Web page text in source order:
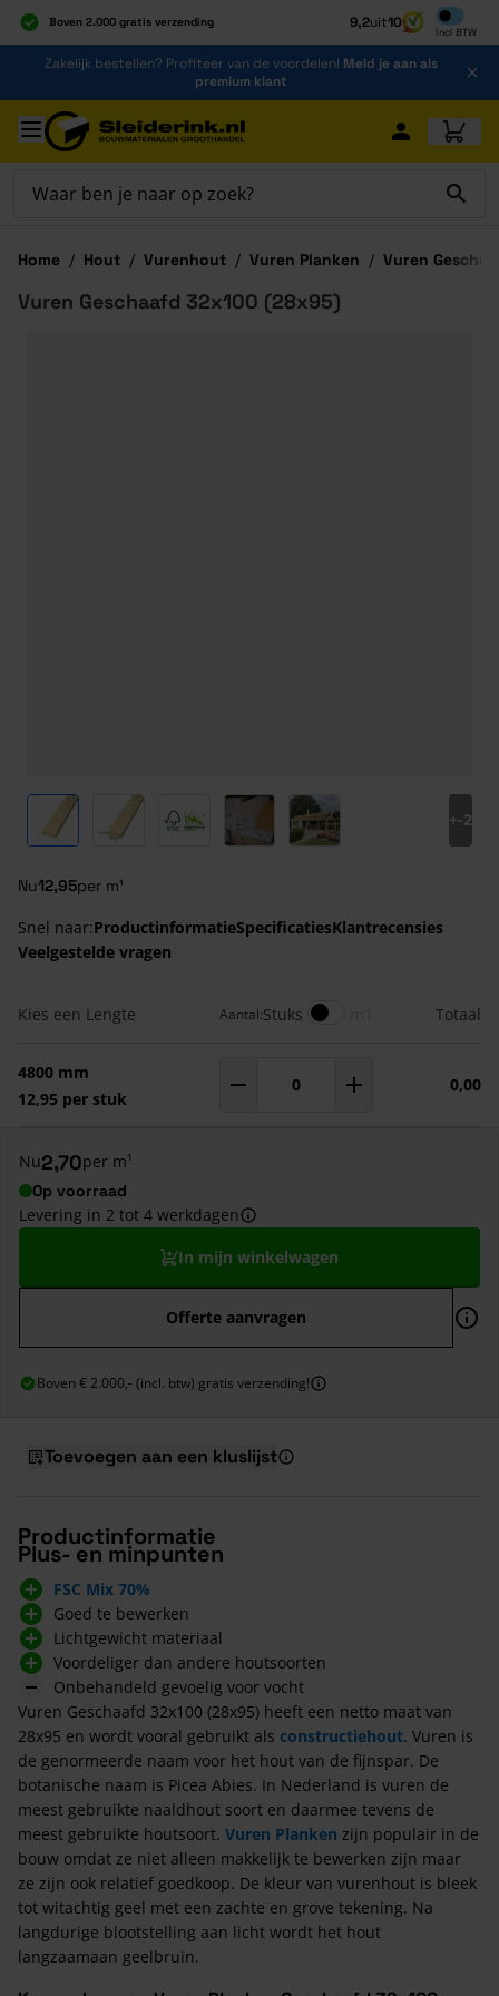
Boven 2.000 gratis verzending
Al 40 jaar dé specialist
Alles onder één dak
9,2uit10
Incl BTW
Inclusief
Ga naar de inhoud
Zakelijk bestellen? Profiteer van de voordelen! Meld je aan als
premium klant
Ga naar hoofdinhoud
Home / Hout / Vurenhout / Vuren Planken / Vuren
View larger imageView larger image
View larger image
View larger imageView larger image
+-2
Nu12,95per m¹
Vuren Geschaafd 32x100 (28x95)
Snel naar:ProductinformatieSpecificatiesKlantrecensies
Veelgestelde vragen
Gegroepeerde productitems
Kies een Lengte Aantal:Stuks Meters Totaal
4800 mm
12,95 per stuk
Aantal m¹ 0,00
Nu2,70per m¹
Op voorraad
Levering in 2 tot 4 werkdagen
In mijn winkelwagen
Offerte aanvragen
Boven € 2.000,- (incl. btw) gratis verzending!
Toevoegen aan een kluslijst
Productinformatie
Plus- en minpunten
FSC Mix 70%
Goed te bewerken
Lichtgewicht materiaal
Voordeliger dan andere houtsoorten
Onbehandeld gevoelig voor vocht
Vuren Geschaafd 32x100 (28x95) heeft een netto maat van
28x95 en wordt vooral gebruikt als constructiehout. Vuren is
de genormeerde naam voor het hout van de fijnspar. De
botanische naam is Picea Abies. In Nederland is vuren de
meest gebruikte naaldhout soort en daarmee tevens de
meest gebruikte houtsoort. Vuren Planken zijn populair in de
bouw omdat ze niet alleen makkelijk te bewerken zijn maar
ze zijn ook relatief goedkoop. De kleur van vurenhout is bleek
tot witachtig geel met een zachte en grove tekening. Na
langdurige blootstelling aan licht wordt het hout
langzaamaan geelbruin.